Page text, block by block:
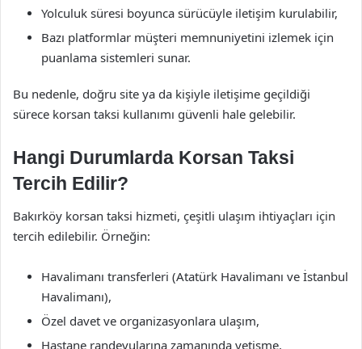
Yolculuk süresi boyunca sürücüyle iletişim kurulabilir,
Bazı platformlar müşteri memnuniyetini izlemek için
puanlama sistemleri sunar.
Bu nedenle, doğru site ya da kişiyle iletişime geçildiği
sürece korsan taksi kullanımı güvenli hale gelebilir.
Hangi Durumlarda Korsan Taksi
Tercih Edilir?
Bakırköy korsan taksi hizmeti, çeşitli ulaşım ihtiyaçları için
tercih edilebilir. Örneğin:
Havalimanı transferleri (Atatürk Havalimanı ve İstanbul
Havalimanı),
Özel davet ve organizasyonlara ulaşım,
Hastane randevularına zamanında yetişme,